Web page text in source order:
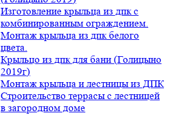
Изготовление крыльца из дпк с
комбинированным ограждением.
Монтаж крыльца из дпк белого
цвета.
Крыльцо из дпк для бани (Голицыно
2019г)
Монтаж крыльца и лестницы из ДПК
Строительство террасы с лестницей
в загородном доме